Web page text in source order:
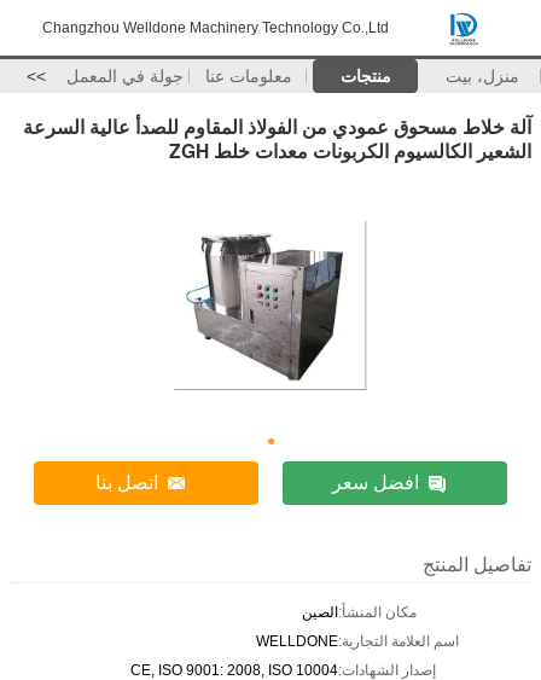
Changzhou Welldone Machinery Technology Co.,Ltd
منزل، بيت منتجات معلومات عنا جولة في المعمل >>
آلة خلاط مسحوق عمودي من الفولاذ المقاوم للصدأ عالية السرعة
الشعير الكالسيوم الكربونات معدات خلط ZGH
افضل سعر اتصل بنا
تفاصيل المنتج
مكان المنشأ:الصين
اسم العلامة التجارية:WELLDONE
إصدار الشهادات:CE, ISO 9001: 2008, ISO 10004